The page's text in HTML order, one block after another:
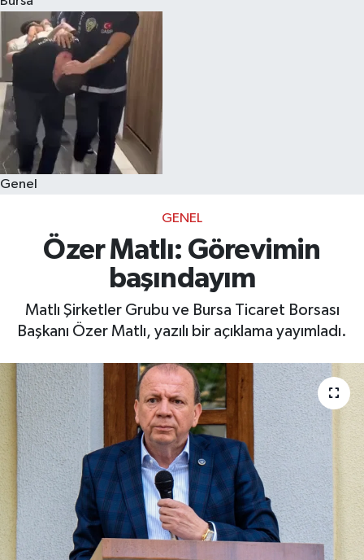
Genel
GENEL
Özer Matlı: Görevimin
başındayım
Matlı Şirketler Grubu ve Bursa Ticaret Borsası
Başkanı Özer Matlı, yazılı bir açıklama yayımladı.
Eğitim
Sağlık
Magazin
Kültür & Sanat
Bilim
Genel
Bilim, Teknoloji